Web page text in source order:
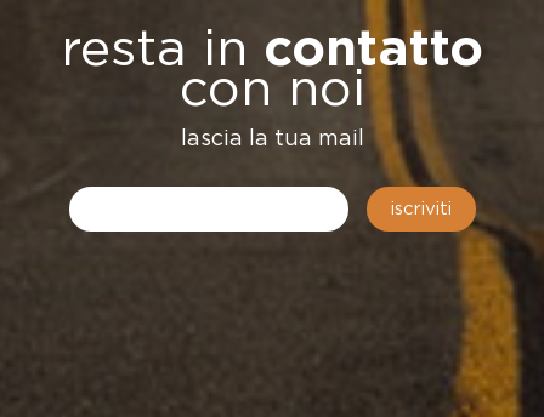
resta in contatto
con noi
lascia la tua mail
iscriviti